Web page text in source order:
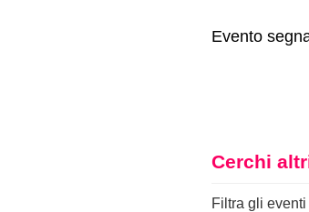
Evento
Cerchi
Filtra gli